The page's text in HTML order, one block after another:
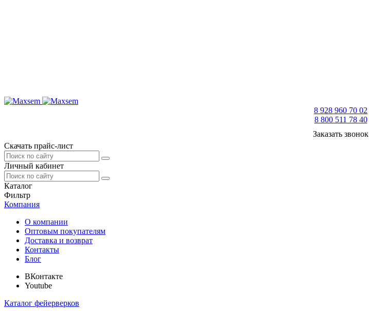
8 928 960 70 02
8 800 511 78 40
Заказать звонок
Скачать прайс-лист
Личный кабинет
Каталог
Фильтр
Компания
О компании
Оптовым покупателям
Доставка и возврат
Контакты
Блог
ВКонтакте
Youtube
Каталог фейерверков